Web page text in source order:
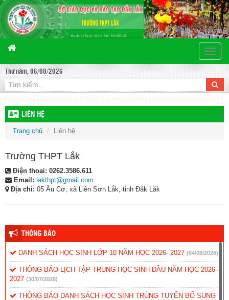
Toggle
Thứ năm, 06/08/2026
LIÊN HỆ
Trang chủ Liên hệ
Trường THPT Lắk
Điện thoại: 0262.3586.611
Email: lakthpt@gmail.com
Địa chỉ: 05 Âu Cơ, xã Liên Sơn Lắk, tỉnh Đăk Lăk
THÔNG BÁO
DANH SÁCH HỌC SINH LỚP 10 NĂM HỌC 2026- 2027 (04/08/2026)
THÔNG BÁO LỊCH TẬP TRUNG HỌC SINH ĐẦU NĂM HỌC 2026–
2027 (30/07/2026)
THÔNG BÁO DANH SÁCH HỌC SINH TRÚNG TUYỂN BỔ SUNG